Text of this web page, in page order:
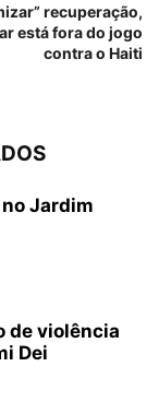
recuperação,
está fora do jogo
contra o Haiti
Jardim
de violência
Dei